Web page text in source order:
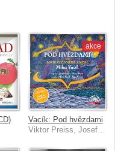
akce
Vacík: Pod hvězdami
Viktor Preiss, Josef Somr